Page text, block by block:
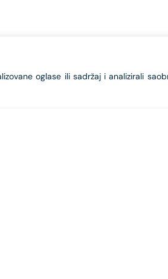
oglase ili sadržaj i analizirali